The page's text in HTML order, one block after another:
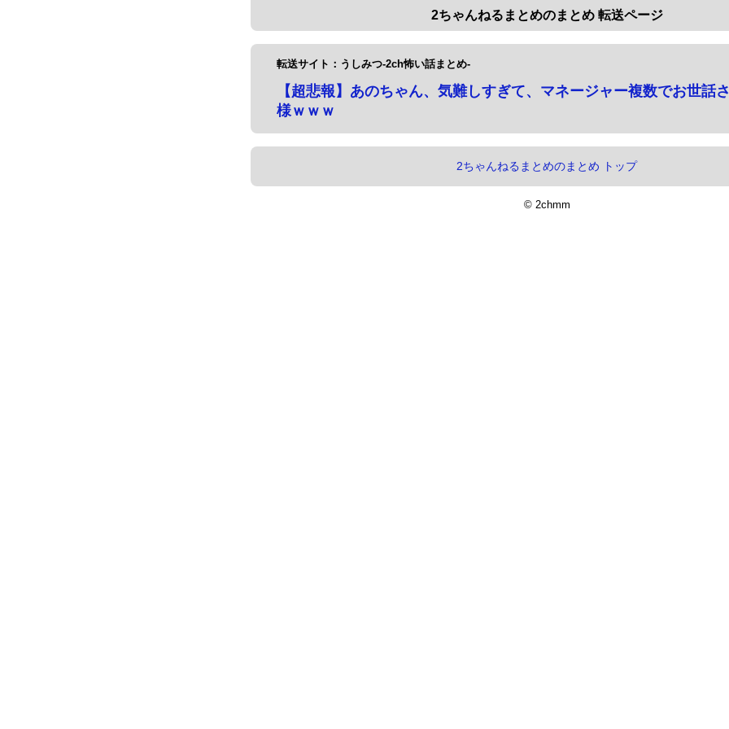
2ちゃんねるまとめのまとめ 転送ページ
転送サイト：うしみつ-2ch怖い話まとめ-
【超悲報】あのちゃん、気難しすぎて、マネージャー複数でお世話
様ｗｗｗ
2ちゃんねるまとめのまとめ トップ
© 2chmm